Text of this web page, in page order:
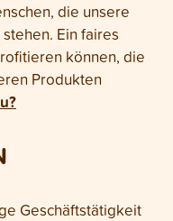
die unsere
Ein faires
können, die
Produkten
Geschäftstätigkeit